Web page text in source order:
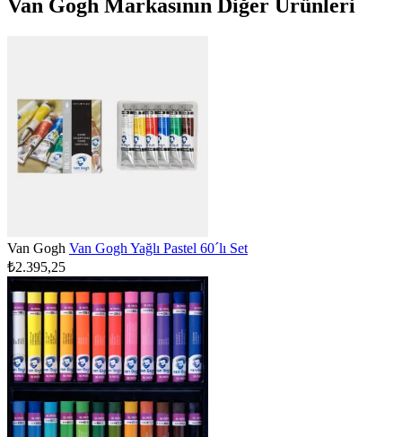
Van Gogh Markasının Diğer Ürünleri
Van Gogh Van Gogh Yağlı Pastel 60´lı Set
₺2.395,25